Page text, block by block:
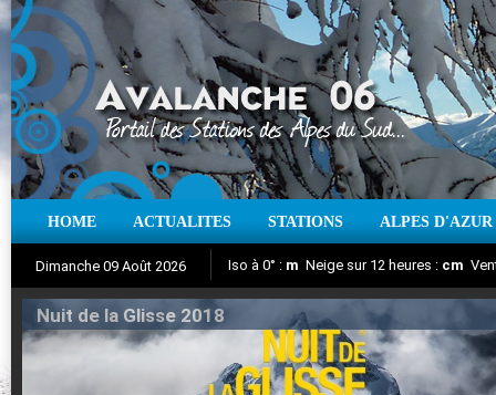
HOME ACTUALITES STATIONS ALPES D'AZUR
Dimanche 09 Août 2026 Iso à 0° : m Neige sur 12 heures : cm
Nuit de la Glisse 2018